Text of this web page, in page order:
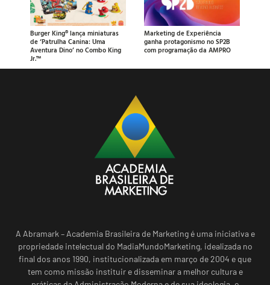
Burger King® lança miniaturas
de ‘Patrulha Canina: Uma
Aventura Dino’ no Combo King
Jr.™
Marketing de Experiência
ganha protagonismo no SP2B
com programação da AMPRO
A Abramark – Academia Brasileira de Marketing é uma iniciativa e
propriedade intelectual do MadiaMundoMarketing, idealizada no
final dos anos 1990, institucionalizada em março de 2004 e que
tem como missão instituir e disseminar a melhor cultura e